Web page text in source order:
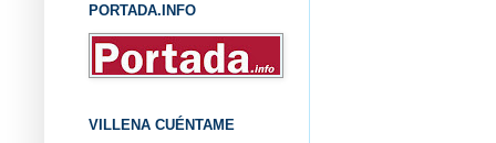
PORTADA.INFO
VILLENA CUÉNTAME